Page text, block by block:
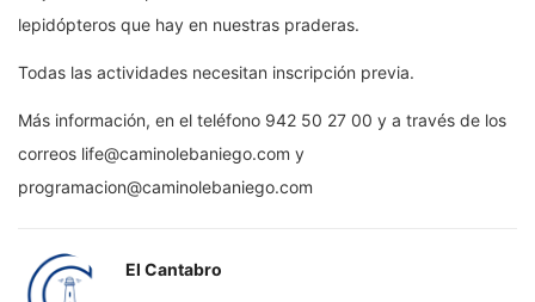
lepidópteros que hay en nuestras praderas.
Todas las actividades necesitan inscripción previa.
Más información, en el teléfono 942 50 27 00 y a través de los
correos life@caminolebaniego.com y
programacion@caminolebaniego.com
El Cantabro